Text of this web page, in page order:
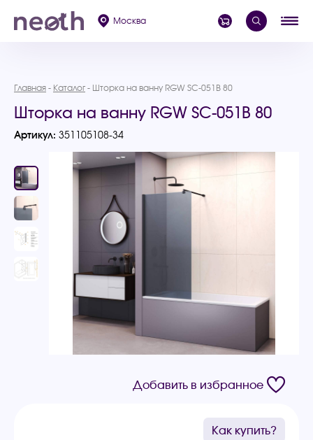
Москва
Главная Каталог Шторка на ванну RGW SC-051B 80
Шторка на ванну RGW SC-051B 80
Артикул: 351105108-34
Добавить в избранное
Как купить?